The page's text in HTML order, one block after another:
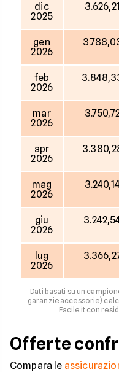
dic
2025
gen
2026
feb
2026
mar
2026
apr
2026
mag
2026
giu
2026
lug
2026
Dati basati su un
garanzie accessorie)
Facile.it con
Offerte
Compara le